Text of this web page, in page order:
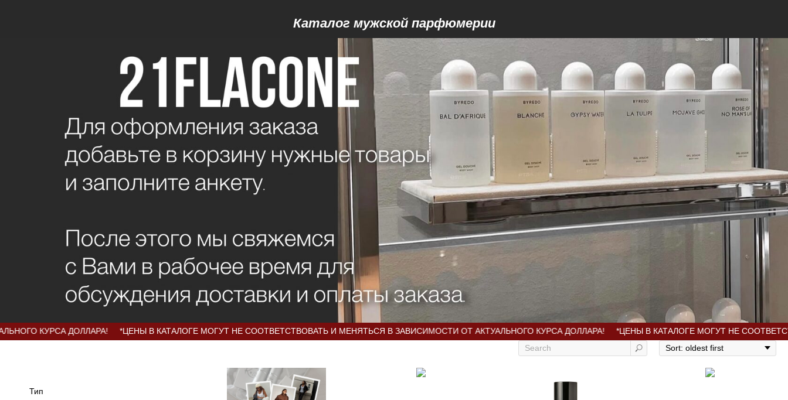
Каталог мужской парфюмерии
ДОЛЛАРА! *ЦЕНЫ В КАТАЛОГЕ МОГУТ НЕ СООТВЕТСТВОВАТЬ И МЕНЯТЬСЯ В ЗАВИСИМОСТИ ОТ АКТУАЛЬНОГО КУРСА ДОЛЛАРА! *ЦЕНЫ В КАТАЛОГЕ МОГУТ НЕ
Тип